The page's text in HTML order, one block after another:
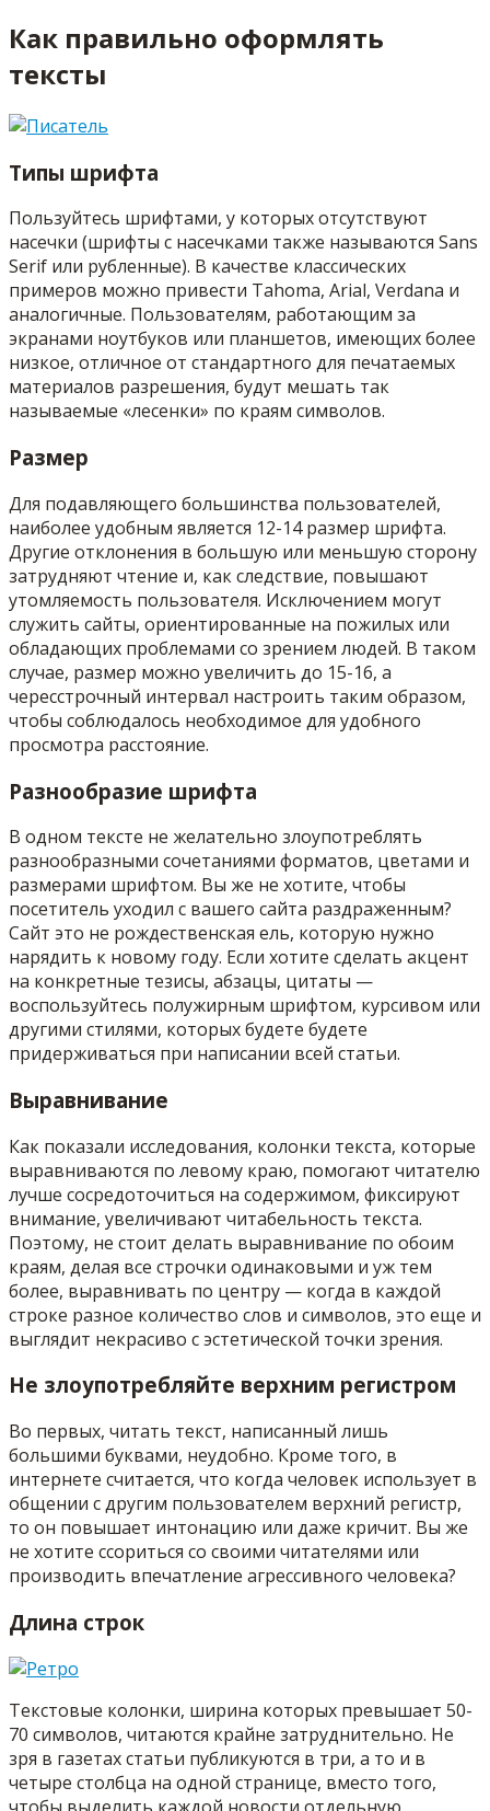
Как правильно оформлять
тексты
Типы шрифта
Пользуйтесь шрифтами, у которых отсутствуют
насечки (шрифты с насечками также называются Sans
Serif или рубленные). В качестве классических
примеров можно привести Tahoma, Arial, Verdana и
аналогичные. Пользователям, работающим за
экранами ноутбуков или планшетов, имеющих более
низкое, отличное от стандартного для печатаемых
материалов разрешения, будут мешать так
называемые «лесенки» по краям символов.
Размер
Для подавляющего большинства пользователей,
наиболее удобным является 12-14 размер шрифта.
Другие отклонения в большую или меньшую сторону
затрудняют чтение и, как следствие, повышают
утомляемость пользователя. Исключением могут
служить сайты, ориентированные на пожилых или
обладающих проблемами со зрением людей. В таком
случае, размер можно увеличить до 15-16, а
чересстрочный интервал настроить таким образом,
чтобы соблюдалось необходимое для удобного
просмотра расстояние.
Разнообразие шрифта
В одном тексте не желательно злоупотреблять
разнообразными сочетаниями форматов, цветами и
размерами шрифтом. Вы же не хотите, чтобы
посетитель уходил с вашего сайта раздраженным?
Сайт это не рождественская ель, которую нужно
нарядить к новому году. Если хотите сделать акцент
на конкретные тезисы, абзацы, цитаты —
воспользуйтесь полужирным шрифтом, курсивом или
другими стилями, которых будете будете
придерживаться при написании всей статьи.
Выравнивание
Как показали исследования, колонки текста, которые
выравниваются по левому краю, помогают читателю
лучше сосредоточиться на содержимом, фиксируют
внимание, увеличивают читабельность текста.
Поэтому, не стоит делать выравнивание по обоим
краям, делая все строчки одинаковыми и уж тем
более, выравнивать по центру — когда в каждой
строке разное количество слов и символов, это еще и
выглядит некрасиво с эстетической точки зрения.
Не злоупотребляйте верхним регистром
Во первых, читать текст, написанный лишь
большими буквами, неудобно. Кроме того, в
интернете считается, что когда человек использует в
общении с другим пользователем верхний регистр,
то он повышает интонацию или даже кричит. Вы же
не хотите ссориться со своими читателями или
производить впечатление агрессивного человека?
Длина строк
Текстовые колонки, ширина которых превышает 50-
70 символов, читаются крайне затруднительно. Не
зря в газетах статьи публикуются в три, а то и в
четыре столбца на одной странице, вместо того,